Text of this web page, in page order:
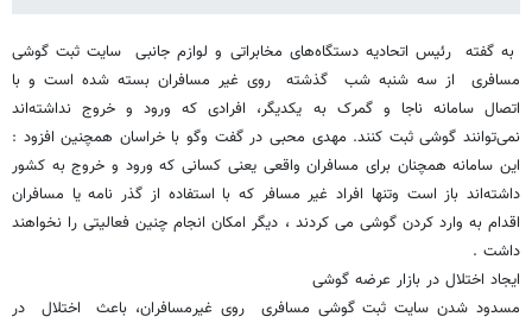
به گفته رئیس اتحادیه دستگاه‌های مخابراتی و لوازم جانبی سایت ثبت گوشی
مسافری از سه شنبه شب گذشته روی غیر مسافران بسته شده است و با
اتصال سامانه ناجا و گمرک به یکدیگر، افرادی که ورود و خروج نداشته‌اند
نمی‌توانند گوشی ثبت کنند. مهدی محبی در گفت وگو با خراسان همچنین افزود :
این سامانه همچنان برای مسافران واقعی یعنی کسانی که ورود و خروج به کشور
داشته‌اند باز است وتنها افراد غیر مسافر که با استفاده از گذر نامه یا مسافران
اقدام به وارد کردن گوشی می کردند ، دیگر امکان انجام چنین فعالیتی را نخواهند
داشت .
ایجاد اختلال در بازار عرضه گوشی
مسدود شدن سایت ثبت گوشی مسافری روی غیرمسافران، باعث اختلال در